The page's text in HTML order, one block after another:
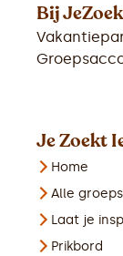
Bij
Je Zoekt
Home
Alle
Laat je
Prikbord